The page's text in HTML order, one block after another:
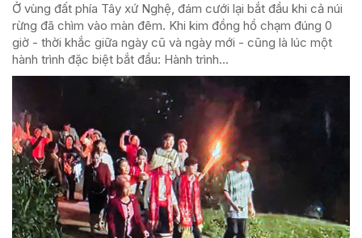
Ở vùng đất phía Tây xứ Nghệ, đám cưới lại bắt đầu khi cả núi
rừng đã chìm vào màn đêm. Khi kim đồng hồ chạm đúng 0
giờ - thời khắc giữa ngày cũ và ngày mới - cũng là lúc một
hành trình đặc biệt bắt đầu: Hành trình...